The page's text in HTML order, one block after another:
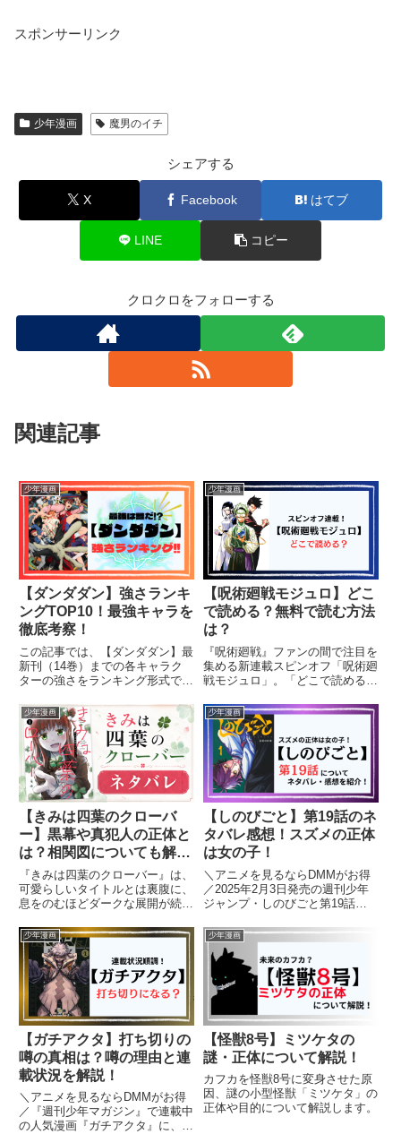
スポンサーリンク
少年漫画 魔男のイチ
シェアする
X Facebook はてブ
LINE コピー
クロクロをフォローする
関連記事
少年漫画
【ダンダダン】強さランキ
ングTOP10！最強キャラを
徹底考察！
この記事では、【ダンダダン】最
新刊（14巻）までの各キャラク
ターの強さをランキング形式で紹
ます。（ネタバレを含みます）
少年漫画
【呪術廻戦モジュロ】どこ
で読める？無料で読む方法
は？
『呪術廻戦』ファンの間で注目を
集める新連載スピンオフ「呪術廻
戦モジュロ」。「どこで読める
になる方も多いはずです。この記
事では、作品概要・あらすじ・掲
載媒体（ジャンプ本誌／アプリ／
電子版）・単行本化の可能性をわ
か...
少年漫画
【きみは四葉のクローバ
ー】黒幕や真犯人の正体と
は？相関図についても解
説！
『きみは四葉のクローバー』は、
可愛らしいタイトルとは裏腹に、
息をのむほどダークな展開が続く
です。いじめで自殺寸前にまで追
い詰められた高校生・宇一の前
に、小学生時代の初恋の相手・よ
つはが突然現れる――。穏やかに
見...
少年漫画
【しのびごと】第19話のネ
タバレ感想！スズメの正体
は女の子！
＼アニメを見るならDMMがお得
／2025年2月3日発売の週刊少年
ジャンプ・しのびごと第19話に
どころやあらすじ、感想を紹介し
ます。【しのびごと】を読むのが
オススメの人はこちら！・王道少
年漫画・忍者系・主人公ちょ...
少年漫画
【ガチアクタ】打ち切りの
噂の真相は？噂の理由と連
載状況を解説！
＼アニメを見るならDMMがお得
／『週刊少年マガジン』で連載中
の人気漫画『ガチアクタ』に、
少年漫画
【怪獣8号】ミツケタの
謎・正体について解説！
カフカを怪獣8号に変身させた原
因、謎の小型怪獣「ミツケタ」の
正体や目的について解説します。